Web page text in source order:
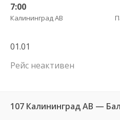
7:00
Калининград АВ
01.01
Рейс неактивен
107 Калининград АВ —